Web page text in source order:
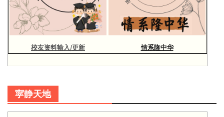
校友资料输入/更新 情系隆中华
寜静天地